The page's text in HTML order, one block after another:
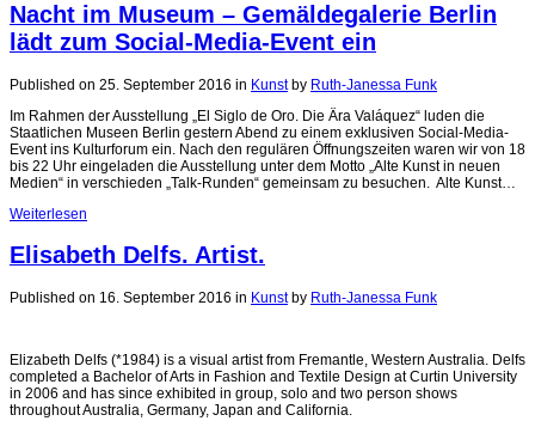
Nacht im Museum – Gemäldegalerie Berlin
lädt zum Social-Media-Event ein
Published on 25. September 2016 in Kunst by Ruth-Janessa Funk
Im Rahmen der Ausstellung „El Siglo de Oro. Die Ära Valáquez“ luden die
Staatlichen Museen Berlin gestern Abend zu einem exklusiven Social-Media-
Event ins Kulturforum ein. Nach den regulären Öffnungszeiten waren wir von 18
bis 22 Uhr eingeladen die Ausstellung unter dem Motto „Alte Kunst in neuen
Medien“ in verschieden „Talk-Runden“ gemeinsam zu besuchen. Alte Kunst…
Weiterlesen
Elisabeth Delfs. Artist.
Published on 16. September 2016 in Kunst by Ruth-Janessa Funk
Elizabeth Delfs (*1984) is a visual artist from Fremantle, Western Australia. Delfs
completed a Bachelor of Arts in Fashion and Textile Design at Curtin University
in 2006 and has since exhibited in group, solo and two person shows
throughout Australia, Germany, Japan and California.